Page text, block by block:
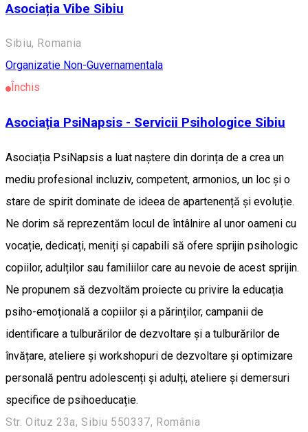
Asociația Vibe Sibiu
Sibiu, Romania
Organizatie Non-Guvernamentala
Închis
Asociația PsiNapsis - Servicii Psihologice Sibiu
Asociația PsiNapsis a luat naștere din dorința de a crea un
mediu profesional incluziv, competent, armonios, un loc și o
stare de spirit dominate de ideea de apartenență și evoluție.
Ne dorim să reprezentăm locul de întâlnire al unor oameni cu
vocație, dedicați, meniți și capabili să ofere sprijin psihologic
copiilor, adulților sau familiilor care au nevoie de acest sprijin.
Ne propunem să dezvoltăm proiecte cu privire la educația
psiho-emoțională a copiilor și a părinților, campanii de
identificare a tulburărilor de dezvoltare și a tulburărilor de
învățare, ateliere și workshopuri de dezvoltare și optimizare
personală pentru adolescenți și adulți, ateliere și demersuri
specifice de psihoeducație.
Str. Oituz 23a, Sibiu 550337, România